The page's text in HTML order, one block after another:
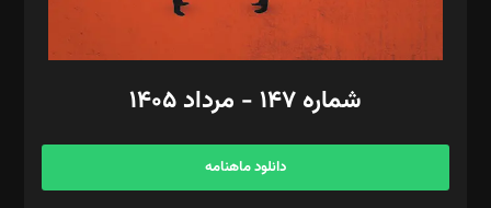
مد‌یر توسعه تجاری: کامبیز برید‌
امور مالی: شاپور رهبری، محمد‌ کاظمی‌نیا
آگهی و مشترکین: ۰۹۱۹۹۹۹۰۴۵۴
شماره ۱۴۷ - مرداد ۱۴۰۵
دانلود ماهنامه